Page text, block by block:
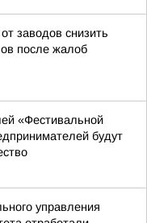
заводов снизить
после жалоб
«Фестивальной
будут
управления